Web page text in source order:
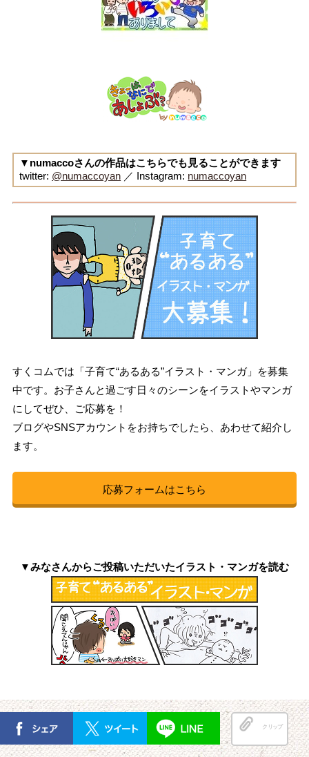
▼numaccoさんの作品はこちらでも見ることができます
twitter: @numaccoyan ／ Instagram: numaccoyan
すくコムでは「子育て“あるある”イラスト・マンガ」を募集
中です。お子さんと過ごす日々のシーンをイラストやマンガ
にしてぜひ、ご応募を！
ブログやSNSアカウントをお持ちでしたら、あわせて紹介し
ます。
応募フォームはこちら
▼みなさんからご投稿いただいたイラスト・マンガを読む
クリップ